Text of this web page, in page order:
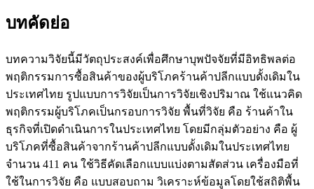
บทคัดย่อ
บทความวิจัยนี้มีวัตถุประสงค์เพื่อศึกษาบุพปัจจัยที่มีอิทธิพลต่อ
พฤติกรรมการซื้อสินค้าของผู้บริโภคร้านค้าปลีกแบบดั้งเดิมใน
ประเทศไทย รูปแบบการวิจัยเป็นการวิจัยเชิงปริมาณ ใช้แนวคิด
พฤติกรรมผู้บริโภคเป็นกรอบการวิจัย พื้นที่วิจัย คือ ร้านค้าใน
ธุรกิจที่เปิดดำเนินการในประเทศไทย โดยมีกลุ่มตัวอย่าง คือ ผู้
บริโภคที่ซื้อสินค้าจากร้านค้าปลีกแบบดั้งเดิมในประเทศไทย
จำนวน 411 คน ใช้วิธีคัดเลือกแบบแบ่งตามสัดส่วน เครื่องมือที่
ใช้ในการวิจัย คือ แบบสอบถาม วิเคราะห์ข้อมูลโดยใช้สถิติพื้น